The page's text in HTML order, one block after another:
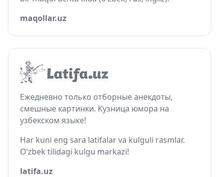
maqollar.uz
Ежедневно только отборные анекдоты,
смешные картинки. Кузница юмора на
узбекском языке!
Har kuni eng sara latifalar va kulguli rasmlar.
O‘zbek tilidagi kulgu markazi!
latifa.uz